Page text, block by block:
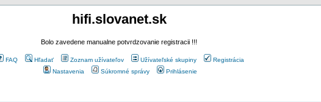
hifi.slovanet.sk
Bolo zavedene manualne potvrdzovanie registracii !!!
FAQ Hľadať Zoznam užívateľov Užívateľské skupiny
Registrácia
Nastavenia
Súkromné správy Prihlásenie